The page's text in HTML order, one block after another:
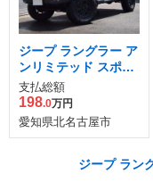
ジープ ラングラー ア
ンリミテッド スポー
ツ 4WD
支払総額
198.0万円
愛知県北名古屋市
ジープ ラン